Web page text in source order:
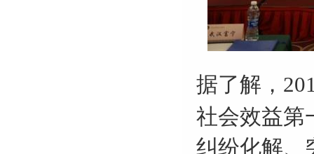
据了解，
社会效益第
纠纷化解、